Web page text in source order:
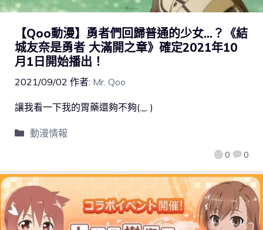
【Qoo動漫】勇者們回歸普通的少女…？《結
城友奈是勇者 大滿開之章》確定2021年10
月1日開始播出！
2021/09/02 作者: Mr. Qoo
0 0
讓我看一下我的胃藥還夠不夠(._. )
動漫情報